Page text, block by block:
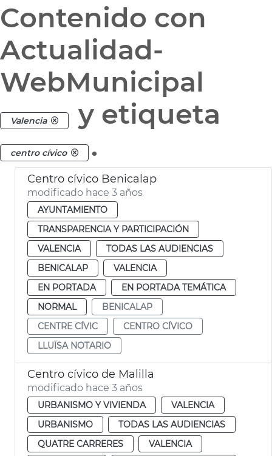
Contenido con
Actualidad-
WebMunicipal
Valencia y etiqueta
centro cívico .
Centro cívico Benicalap
modificado hace 3 años
AYUNTAMIENTO
TRANSPARENCIA Y PARTICIPACIÓN
VALENCIA
TODAS LAS AUDIENCIAS
BENICALAP
VALENCIA
EN PORTADA
EN PORTADA TEMÁTICA
NORMAL
BENICALAP
CENTRE CÍVIC
CENTRO CÍVICO
LLUÏSA NOTARIO
Centro cívico de Malilla
modificado hace 3 años
URBANISMO Y VIVIENDA
VALENCIA
URBANISMO
TODAS LAS AUDIENCIAS
QUATRE CARRERES
VALENCIA